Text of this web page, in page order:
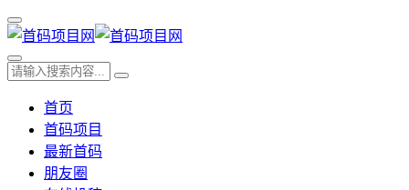
首页
首码项目
最新首码
朋友圈